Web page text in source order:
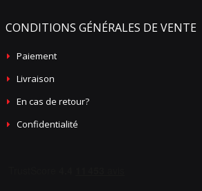
CONDITIONS GÉNÉRALES DE VENTE
Paiement
Livraison
En cas de retour?
Confidentialité